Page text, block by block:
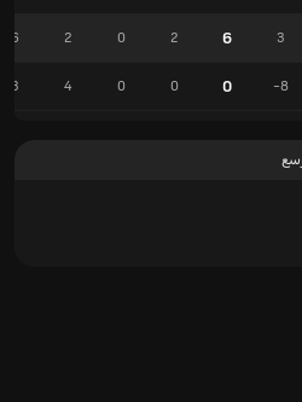
3
6
2
0
2
6
-8
0
0
0
4
3